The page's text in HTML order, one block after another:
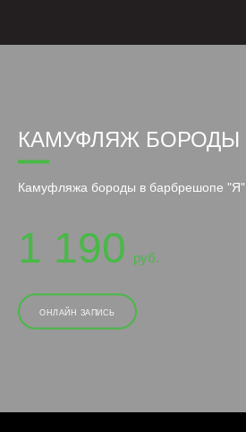
КАМУФЛЯЖ БОРОДЫ
Камуфляжа бороды в барбрешопе "Я"
1 190руб.
ОНЛАЙН ЗАПИСЬ